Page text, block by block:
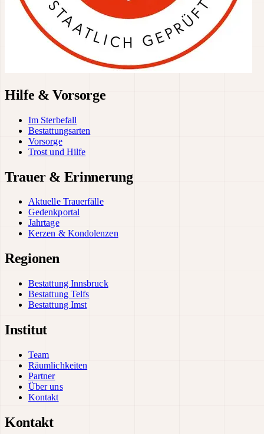
Hilfe & Vorsorge
Im Sterbefall
Bestattungsarten
Vorsorge
Trost und Hilfe
Trauer & Erinnerung
Aktuelle Trauerfälle
Gedenkportal
Jahrtage
Kerzen & Kondolenzen
Regionen
Bestattung Innsbruck
Bestattung Telfs
Bestattung Imst
Institut
Team
Räumlichkeiten
Partner
Über uns
Kontakt
Kontakt